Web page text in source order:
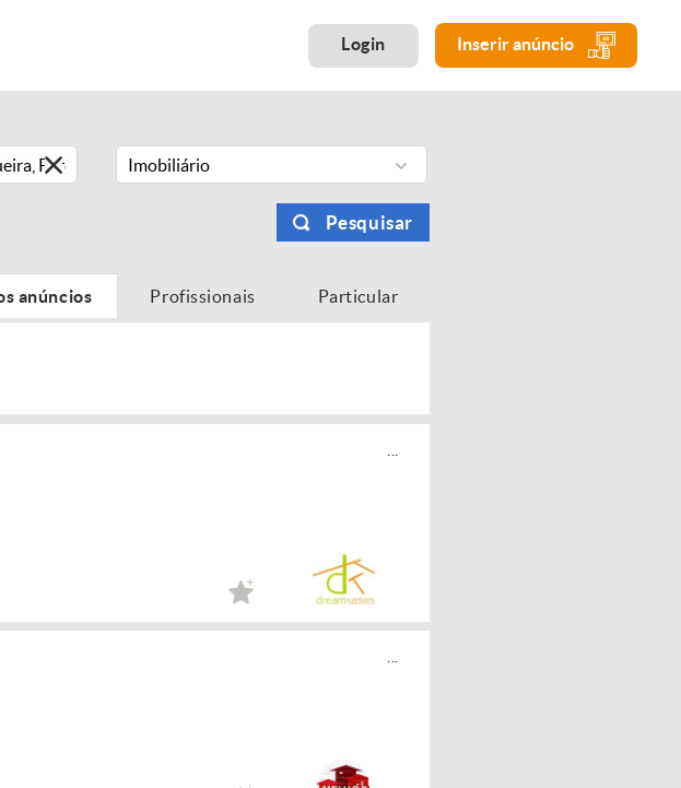
Login Inserir anúncio
Imobiliário
Pesquisar
anúncios Profissionais Particular